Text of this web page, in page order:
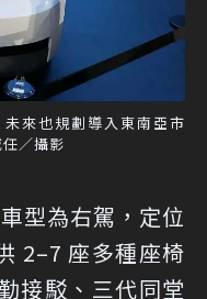
來也規劃導入東南亞市
／攝影
型為右駕，定位
2–7 座多種座椅
接駁、三代同堂